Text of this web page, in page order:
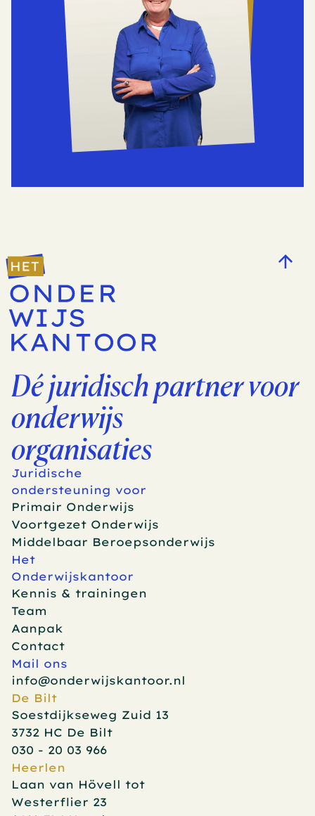
Dé juridisch partner voor
onderwijs
organisaties
De Bilt
Soestdijkseweg Zuid 13
3732 HC De Bilt
030 - 20 03 966
Heerlen
Laan van Hövell tot
Westerflier 23
Juridische
ondersteuning voor
Primair Onderwijs
Voortgezet Onderwijs
Middelbaar Beroepsonderwijs
Het
Onderwijskantoor
Kennis & trainingen
Team
Aanpak
Contact
Mail ons
info@onderwijskantoor.nl